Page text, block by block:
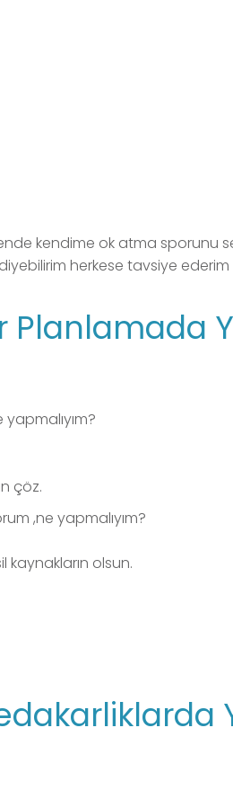
kendime ok atma sporunu
herkese tavsiye ederim
Planlamada
çöz.
,ne yapmalıyım?
kaynakların olsun.